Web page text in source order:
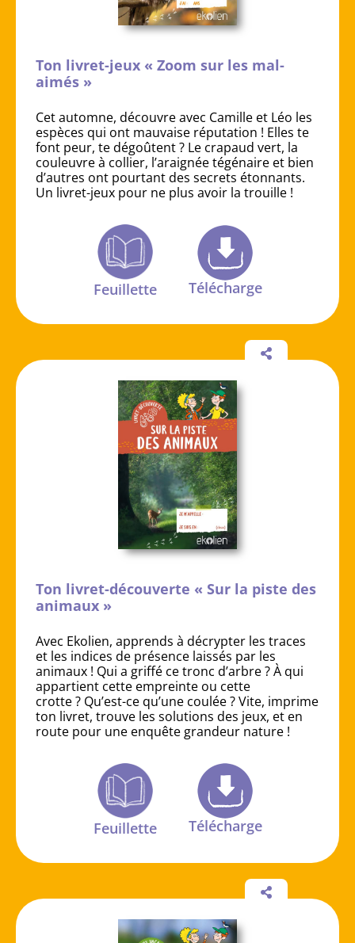
Ton livret-jeux « Zoom sur les mal-
aimés »
Cet automne, découvre avec Camille et Léo les
espèces qui ont mauvaise réputation ! Elles te
font peur, te dégoûtent ? Le crapaud vert, la
couleuvre à collier, l’araignée tégénaire et bien
d’autres ont pourtant des secrets étonnants.
Un livret-jeux pour ne plus avoir la trouille !
Feuillette Télécharge
Ton livret-découverte « Sur la piste des
animaux »
Avec Ekolien, apprends à décrypter les traces
et les indices de présence laissés par les
animaux ! Qui a griffé ce tronc d’arbre ? À qui
appartient cette empreinte ou cette
crotte ? Qu’est-ce qu’une coulée ? Vite, imprime
ton livret, trouve les solutions des jeux, et en
route pour une enquête grandeur nature !
Feuillette Télécharge